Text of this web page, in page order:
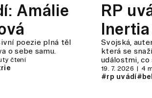
Amálie
poezie plná těl
o sebe samu.
čtení
RP
Inertia
Svojská,
která se
událostmi,
19. 7. 2026 4
#rp uvádí